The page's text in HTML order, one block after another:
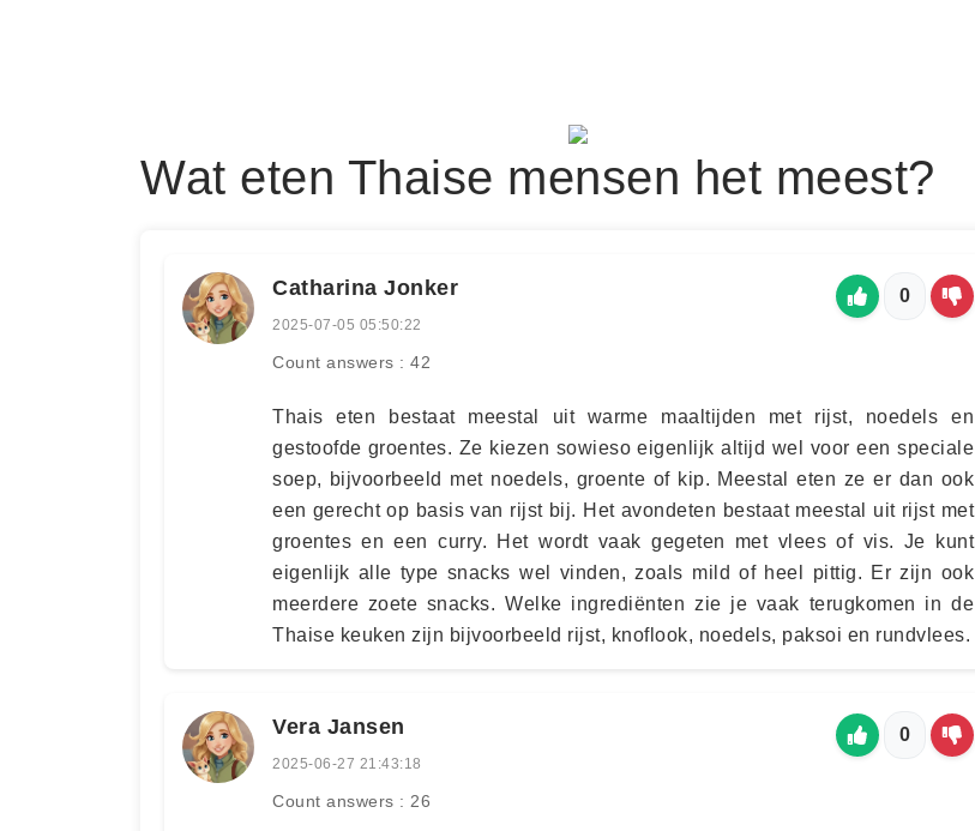
Wat eten Thaise mensen het meest?
Catharina Jonker
2025-07-05 05:50:22
Count answers : 42
0
Thais eten bestaat meestal uit warme maaltijden met rijst, noedels en
gestoofde groentes. Ze kiezen sowieso eigenlijk altijd wel voor een speciale
soep, bijvoorbeeld met noedels, groente of kip. Meestal eten ze er dan ook
een gerecht op basis van rijst bij. Het avondeten bestaat meestal uit rijst met
groentes en een curry. Het wordt vaak gegeten met vlees of vis. Je kunt
eigenlijk alle type snacks wel vinden, zoals mild of heel pittig. Er zijn ook
meerdere zoete snacks. Welke ingrediënten zie je vaak terugkomen in de
Thaise keuken zijn bijvoorbeeld rijst, knoflook, noedels, paksoi en rundvlees.
Vera Jansen
2025-06-27 21:43:18
Count answers : 26
0